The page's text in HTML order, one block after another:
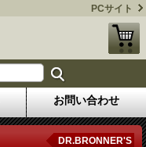
PCサイト
お問い合わせ
DR.BRONNER'S